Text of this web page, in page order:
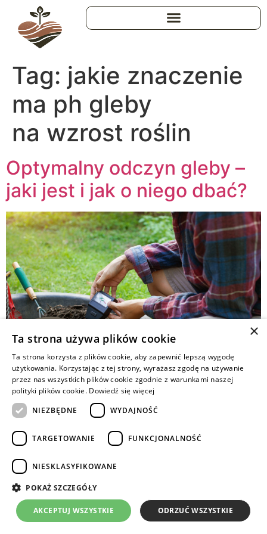
Tag: jakie znaczenie
ma ph gleby
na wzrost roślin
Optymalny odczyn gleby –
jaki jest i jak o niego dbać?
Rośliny uprawne mogą prawidłowo rozwijać się
i wydawać zadowalający
plon o odpowiednich parametrach jakościowych
tylko wtedy, gdy odczyn gleby jest zgodny z ich
wymaganiami.
Copyrights © 2024 Intermag
×
Ta strona używa plików cookie
Ta strona korzysta z plików cookie, aby zapewnić lepszą wygodę
użytkowania. Korzystając z tej strony, wyrażasz zgodę na używanie
przez nas wszystkich plików cookie zgodnie z warunkami naszej
polityki plików cookie. Dowiedź się więcej
NIEZBĘDNE
WYDAJNOŚĆ
TARGETOWANIE FUNKCJONALNOŚĆ
NIESKLASYFIKOWANE
POKAŻ SZCZEGÓŁY
AKCEPTUJ WSZYSTKIE ODRZUĆ WSZYSTKIE